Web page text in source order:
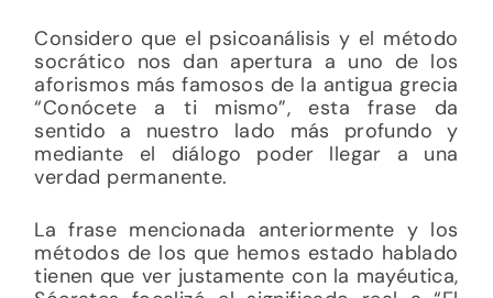
Considero que el psicoanálisis y el método
socrático nos dan apertura a uno de los
aforismos más famosos de la antigua grecia
“Conócete a ti mismo”, esta frase da
sentido a nuestro lado más profundo y
mediante el diálogo poder llegar a una
verdad permanente.
La frase mencionada anteriormente y los
métodos de los que hemos estado hablado
tienen que ver justamente con la mayéutica,